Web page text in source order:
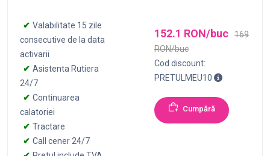
Valabilitate 15 zile
consecutive de la data
activarii
Asistenta Rutiera
24/7
Continuarea
calatoriei
Tractare
Call cener 24/7
152.1 RON/buc
169
RON/buc
Cod discount:
PRETULMEU10
Pentru
Cumpără